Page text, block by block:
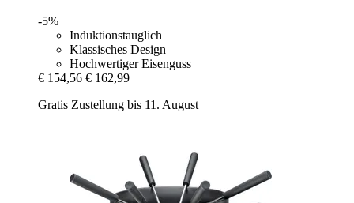
-5%
Induktionstauglich
Klassisches Design
Hochwertiger Eisenguss
€ 154,56 € 162,99
Gratis Zustellung bis 11. August